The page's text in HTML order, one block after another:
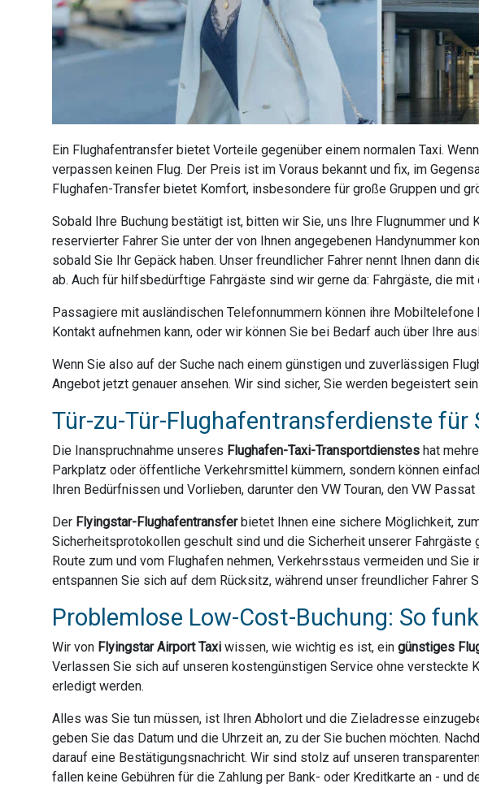
Ein Flughafentransfer bietet Vorteile gegenüber einem normalen Taxi.
verpassen keinen Flug. Der Preis ist im Voraus bekannt und fix, im
Flughafen-Transfer bietet Komfort, insbesondere für große Gruppen und
Sobald Ihre Buchung bestätigt ist, bitten wir Sie, uns Ihre Flugnummer
reservierter Fahrer Sie unter der von Ihnen angegebenen Handynummer
sobald Sie Ihr Gepäck haben. Unser freundlicher Fahrer nennt Ihnen dann
ab. Auch für hilfsbedürftige Fahrgäste sind wir gerne da: Fahrgäste, die
Passagiere mit ausländischen Telefonnummern können ihre
Kontakt aufnehmen kann, oder wir können Sie bei Bedarf auch über Ihre
Wenn Sie also auf der Suche nach einem günstigen und zuverlässigen
Angebot jetzt genauer ansehen. Wir sind sicher, Sie werden begeistert
Tür-zu-Tür-Flughafentransferdienste für
Die Inanspruchnahme unseres Flughafen-Taxi-Transportdienstes hat
Parkplatz oder öffentliche Verkehrsmittel kümmern, sondern können
Ihren Bedürfnissen und Vorlieben, darunter den VW Touran, den VW
Der Flyingstar-Flughafentransferbietet Ihnen eine sichere Möglichkeit,
Sicherheitsprotokollen geschult sind und die Sicherheit unserer
Route zum und vom Flughafen nehmen, Verkehrsstaus vermeiden und
entspannen Sie sich auf dem Rücksitz, während unser freundlicher Fahrer
Problemlose Low-Cost-Buchung: So
Wir von Flyingstar Airport Taxi wissen, wie wichtig es ist, ein günstiges
Verlassen Sie sich auf unseren kostengünstigen Service ohne versteckte
erledigt werden.
Alles was Sie tun müssen, ist Ihren Abholort und die Zieladresse
geben Sie das Datum und die Uhrzeit an, zu der Sie buchen möchten.
darauf eine Bestätigungsnachricht. Wir sind stolz auf unseren
fallen keine Gebühren für die Zahlung per Bank- oder Kreditkarte an - und